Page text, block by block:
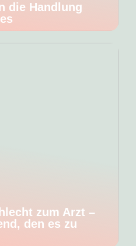
die Handlung
zum Arzt –
den es zu